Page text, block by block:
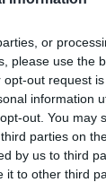
or
please use the
out request
information
out. You may
parties on
by us to third
it to other third